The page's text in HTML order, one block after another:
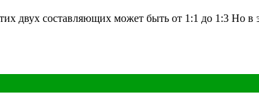
двух составляющих может быть от 1:1 до 1:3 Но в